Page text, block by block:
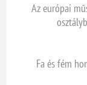
Az európai
Fa és fém